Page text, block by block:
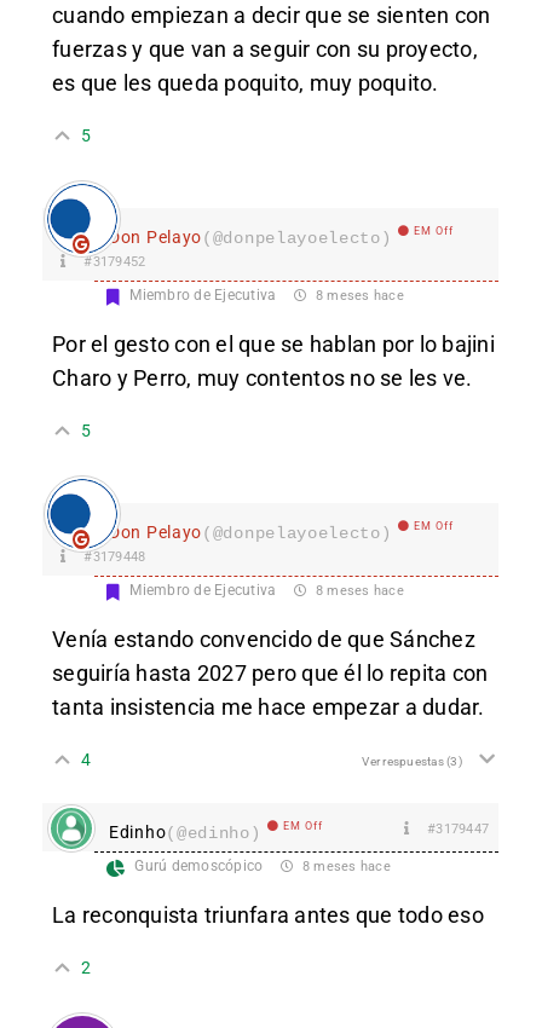
cuando empiezan a decir que se sienten con
fuerzas y que van a seguir con su proyecto,
es que les queda poquito, muy poquito.
5
Don Pelayo(@donpelayoelecto) EM Off
#3179452
Miembro de Ejecutiva 8 meses hace
Por el gesto con el que se hablan por lo bajini
Charo y Perro, muy contentos no se les ve.
5
Don Pelayo(@donpelayoelecto) EM Off
#3179448
Miembro de Ejecutiva 8 meses hace
Venía estando convencido de que Sánchez
seguiría hasta 2027 pero que él lo repita con
tanta insistencia me hace empezar a dudar.
4 Ver respuestas(3)
Edinho(@edinho) EM Off #3179447
Gurú demoscópico 8 meses hace
La reconquista triunfara antes que todo eso
2